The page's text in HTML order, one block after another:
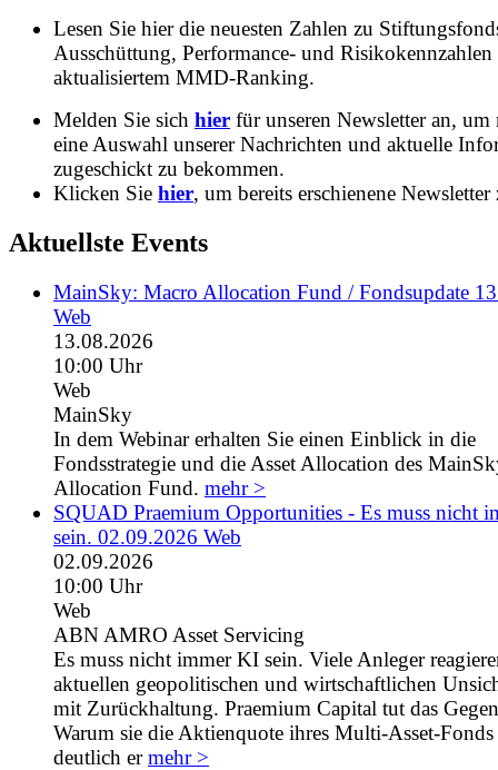
Lesen Sie hier die neuesten Zahlen zu
Ausschüttung, Performance- und
aktualisiertem MMD-Ranking.
Melden Sie sich hier für unseren Newsletter an, um
eine Auswahl unserer Nachrichten und aktuelle
zugeschickt zu bekommen.
Klicken Sie hier, um bereits erschienene Newsletter
Aktuellste Events
MainSky: Macro Allocation Fund / Fondsupdate
Web
13.08.2026
10:00 Uhr
Web
MainSky
In dem Webinar erhalten Sie einen Einblick in die
Fondsstrategie und die Asset Allocation des
Allocation Fund. mehr >
SQUAD Praemium Opportunities - Es muss nicht
sein. 02.09.2026 Web
02.09.2026
10:00 Uhr
Web
ABN AMRO Asset Servicing
Es muss nicht immer KI sein. Viele Anleger
aktuellen geopolitischen und wirtschaftlichen
mit Zurückhaltung. Praemium Capital tut das
Warum sie die Aktienquote ihres Multi-Asset-Fonds
deutlich ermehr >